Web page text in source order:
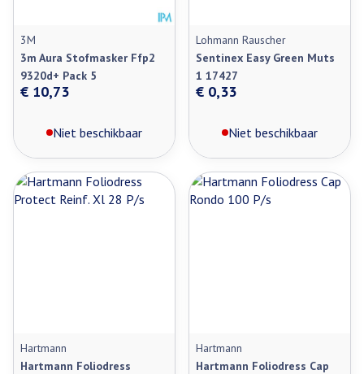
3M
3m Aura Stofmasker Ffp2
9320d+ Pack 5
€ 10,73
Niet beschikbaar
Lohmann Rauscher
Sentinex Easy Green Muts
1 17427
€ 0,33
Niet beschikbaar
Hartmann
Hartmann Foliodress
Hartmann
Hartmann Foliodress Cap